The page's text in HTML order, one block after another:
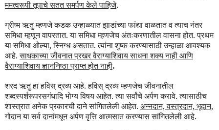
ममत्वरूपी तूपाचे सतत समर्पण केले पाहिजे.
ग्रीष्म ऋतु म्हणजे कडक उन्हाळ्यात झाडांच्या फांद्या वाळतात व त्याच नंतर
समिधा म्हणून वापरतात. या समिधा म्हणजेच अंतःकरणातील वासना होत. प्रथम
या समिधा ओल्या, स्निग्ध असतात. त्यांना शुष्क करण्यासाठी उन्हाळा आवश्यक
आहे.साधकाच्या जीवनात प्रखर वैराग्याशिवाय साधना शक्य नाही आणि
वैराग्याशिवाय ज्ञाननिष्ठा प्राप्त होत नाही.
शरद ऋतु हा हविस्द्रव्य आहे. हविस्द्रव्य म्हणजेच जीवनातील
शब्दस्पर्शरूपरसगंधादि भोग्य विषय आहेत. त्या सर्वांचे अर्पण करावे. त्यासाठीच
शास्त्रात अनेक प्रकारची दाने सांगितलेली आहेत. अन्नदान, वस्त्रदान, भूदान,
गोदान या सर्व दानांमधून अर्पण वृत्ति आत्मसात करण्यास सांगितलेली आहे.